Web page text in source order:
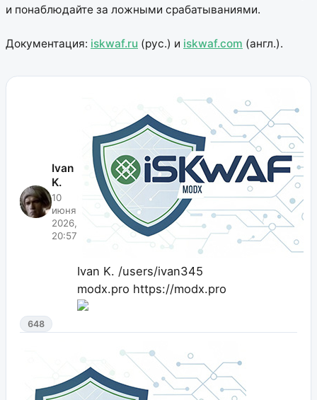
и понаблюдайте за ложными срабатываниями.
Документация: iskwaf.ru (рус.) и iskwaf.com (англ.).
Ivan
K.
10
июня
2026,
20:57
Ivan K. /users/ivan345
modx.pro https://modx.pro
648